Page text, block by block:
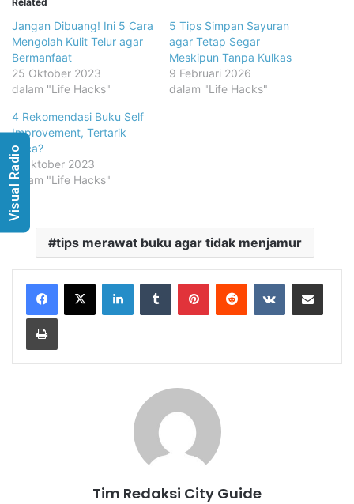
Jangan Dibuang! Ini 5 Cara
Mengolah Kulit Telur agar
Bermanfaat
25 Oktober 2023
dalam "Life Hacks"
5 Tips Simpan Sayuran
agar Tetap Segar
Meskipun Tanpa Kulkas
9 Februari 2026
dalam "Life Hacks"
4 Rekomendasi Buku Self
Improvement, Tertarik
Baca?
9 Oktober 2023
dalam "Life Hacks"
tips merawat buku agar tidak menjamur
LinkedInTumblr PinterestReddit VKontakteShare via Email
Print
Tim Redaksi City Guide
Visual Radio